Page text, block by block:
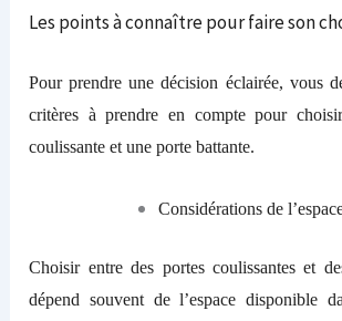
Les points à connaîtrepour faire son
Pour prendre une décision éclairée, vous
critères à prendre en compte pour
coulissante et une porte battante.
Considérations de l’esp
Choisir entre des portes coulissantes et
dépend souvent de l’espace disponible